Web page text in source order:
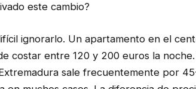
este cambio?
ignorarlo. Un apartamento en el
costar entre 120 y 200 euros la
sale frecuentemente por